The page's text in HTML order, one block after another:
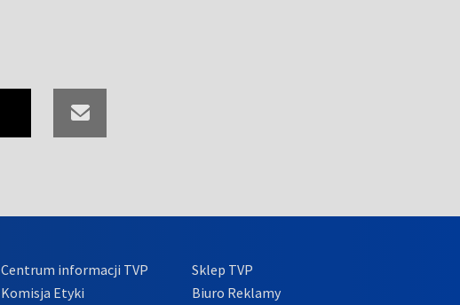
Centrum informacji TVP
Komisja Etyki
Sklep TVP
Biuro Reklamy